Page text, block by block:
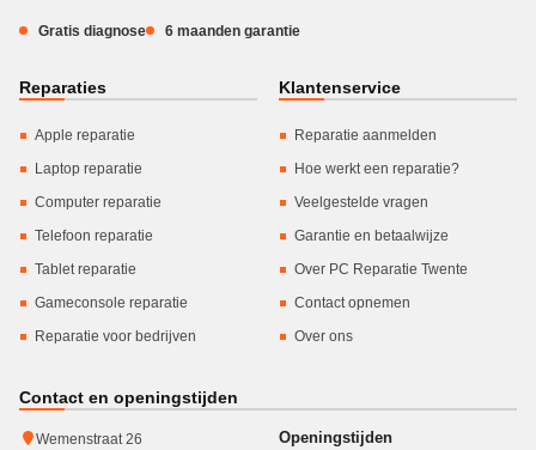
Gratis diagnose 6 maanden garantie
Reparaties
Apple reparatie
Laptop reparatie
Computer reparatie
Telefoon reparatie
Tablet reparatie
Gameconsole reparatie
Reparatie voor bedrijven
Klantenservice
Reparatie aanmelden
Hoe werkt een reparatie?
Veelgestelde vragen
Garantie en betaalwijze
Over PC Reparatie Twente
Contact opnemen
Over ons
Contact en openingstijden
Wemenstraat 26
Openingstijden